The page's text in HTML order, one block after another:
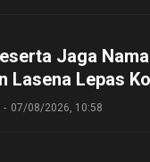
Jaga
Lasena Lepas
Cibubur
07/08/2026, 10:58